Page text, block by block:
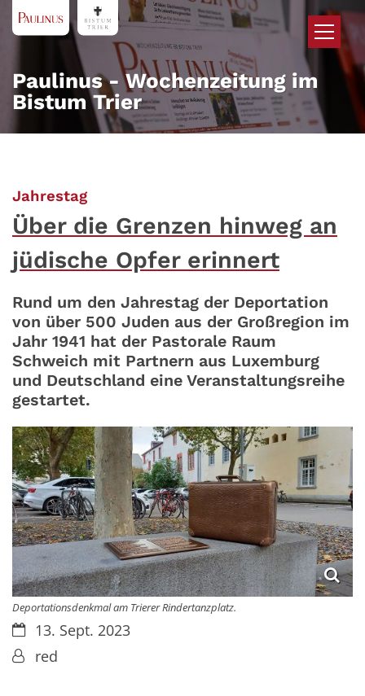
Zum Inhalt springen
Paulinus - Wochenzeitung im
Bistum Trier
Jahrestag:
Über die Grenzen hinweg an
jüdische Opfer erinnert
Rund um den Jahrestag der Deportation
von über 500 Juden aus der Großregion im
Jahr 1941 hat der Pastorale Raum
Schweich mit Partnern aus Luxemburg
und Deutschland eine Veranstaltungsreihe
gestartet.
Deportationsdenkmal am Trierer Rindertanzplatz.
Datum:13. Sept. 2023
Von:red